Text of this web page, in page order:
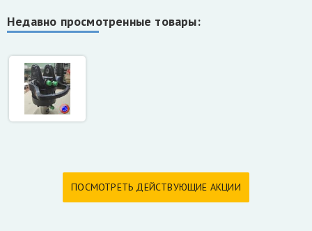
Недавно просмотренные товары:
ПОСМОТРЕТЬ ДЕЙСТВУЮЩИЕ АКЦИИ